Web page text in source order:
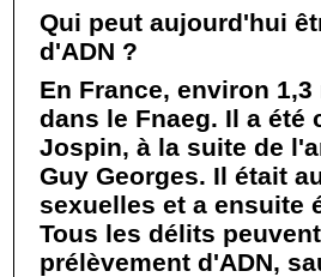
Qui peut aujourd'hui
d'ADN ?
En France, environ
dans le Fnaeg. Il a été
Jospin, à la suite de
Guy Georges. Il était
sexuelles et a ensuite
Tous les délits
prélèvement d'ADN,